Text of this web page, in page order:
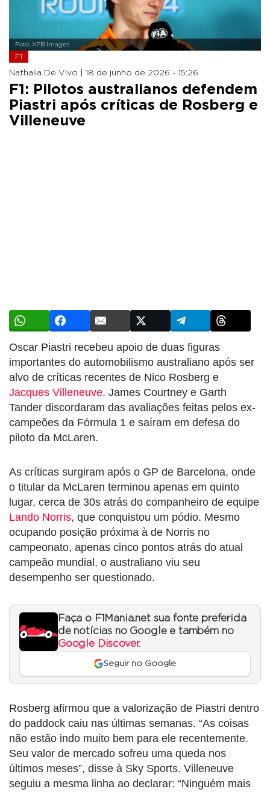
Foto: XPB Images
F1
Nathalia De Vivo | 18 de junho de 2026 - 15:26
F1: Pilotos australianos defendem
Piastri após críticas de Rosberg e
Villeneuve
Oscar Piastri recebeu apoio de duas figuras
importantes do automobilismo australiano após ser
alvo de críticas recentes de Nico Rosberg e
Jacques Villeneuve. James Courtney e Garth
Tander discordaram das avaliações feitas pelos ex-
campeões da Fórmula 1 e saíram em defesa do
piloto da McLaren.
As críticas surgiram após o GP de Barcelona, onde
o titular da McLaren terminou apenas em quinto
lugar, cerca de 30s atrás do companheiro de equipe
Lando Norris, que conquistou um pódio. Mesmo
ocupando posição próxima à de Norris no
campeonato, apenas cinco pontos atrás do atual
campeão mundial, o australiano viu seu
desempenho ser questionado.
Faça o F1Mania.net sua fonte preferida
de notícias no Google e também no
Google Discover.
Seguir no Google
Rosberg afirmou que a valorização de Piastri dentro
do paddock caiu nas últimas semanas. “As coisas
não estão indo muito bem para ele recentemente.
Seu valor de mercado sofreu uma queda nos
últimos meses”, disse à Sky Sports. Villeneuve
seguiu a mesma linha ao declarar: “Ninguém mais